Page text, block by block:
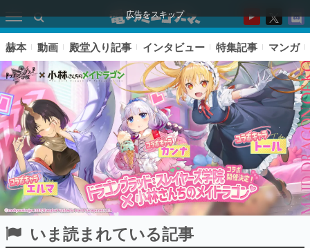
広告をスキップ
赫本 動画 殿堂入り記事 インタビュー 特集記事 マンガ
いま読まれている記事